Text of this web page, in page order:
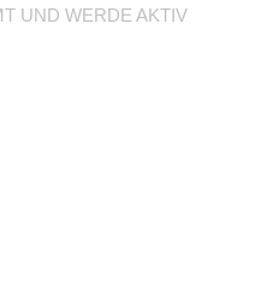
UND WERDE AKTIV